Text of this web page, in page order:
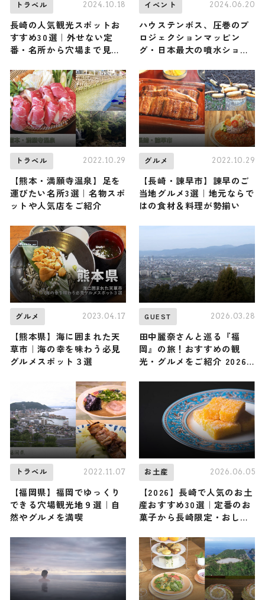
トラベル 2024.10.18
長崎の人気観光スポットお
すすめ30選｜外せない定
番・名所から穴場まで見ど
イベント 2024.06.20
ハウステンボス、圧巻のプ
ロジェクションマッピン
グ・日本最大の噴水ショー
「スペクタクルサマーフェ
スティバル」開催
トラベル 2022.10.29
【熊本・満願寺温泉】足を
運びたい名所3選｜名物スポ
ットや人気店をご紹介
グルメ 2022.10.29
【長崎・諫早市】諫早のご
当地グルメ3選｜地元ならで
はの食材＆料理が勢揃い
グルメ 2023.04.17
【熊本県】海に囲まれた天
草市｜海の幸を味わう必見
グルメスポット３選
GUEST 2026.03.28
田中麗奈さんと巡る『福
岡』の旅！おすすめの観
光・グルメをご紹介 2026
トラベル 2022.11.07
【福岡県】福岡でゆっくり
できる穴場観光地９選｜自
然やグルメを満喫
お土産 2026.06.05
【2026】長崎で人気のお土
産おすすめ30選｜定番のお
菓子から長崎限定・おしゃ
く紹介